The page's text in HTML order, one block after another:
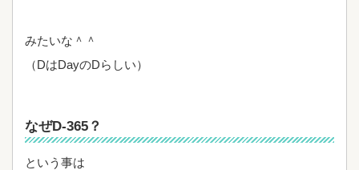
みたいな＾＾
（DはDayのDらしい）
なぜD-365？
という事は